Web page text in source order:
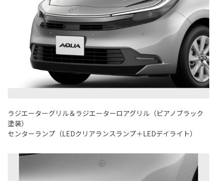
ラジエーターグリル＆ラジエーターロアグリル（ピアノブラック
塗装）
センターランプ（LEDクリアランスランプ＋LEDデイライト）